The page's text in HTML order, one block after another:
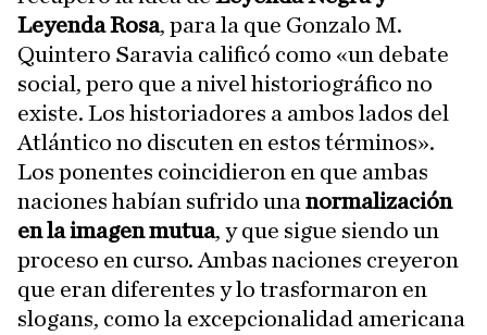
Leyenda Rosa, para la que Gonzalo M.
Quintero Saravia calificó como «un debate
social, pero que a nivel historiográfico no
existe. Los historiadores a ambos lados del
Atlántico no discuten en estos términos».
Los ponentes coincidieron en que ambas
naciones habían sufrido una normalización
en la imagen mutua, y que sigue siendo un
proceso en curso. Ambas naciones creyeron
que eran diferentes y lo trasformaron en
slogans, como la excepcionalidad americana